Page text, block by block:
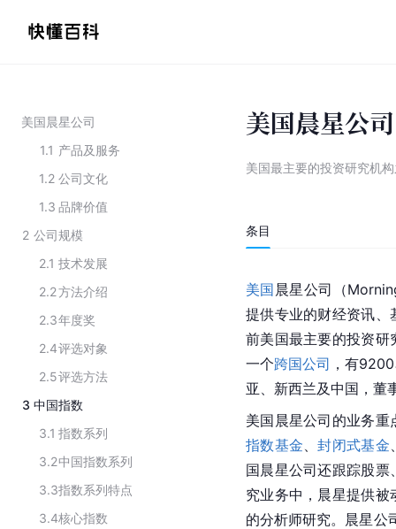
美国晨星公司
1.1 产品及服务
1.2 公司文化
1.3 品牌价值
2 公司规模
2.1 技术发展
2.2方法介绍
2.3年度奖
2.4评选对象
2.5评选方法
3 中国指数
3.1 指数系列
3.2中国指数系列
3.3指数系列特点
3.4核心指数
美国晨星公司
美国最主要的投资研究机
条目
美国 晨星公司（
提供专业的财经资讯、
前美国最主要的投资研
一个跨国公司 ，有
亚、新西兰及中国，董
美国晨星公司的业务
指数基金 、封闭式基金
国晨星公司还跟踪股
究业务中，晨星提供
的分析师研究。晨星公